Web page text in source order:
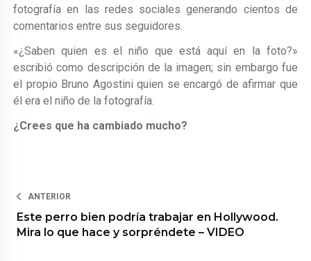
fotografía en las redes sociales generando cientos de
comentarios entre sus seguidores.
«¿Saben quien es el niño que está aquí en la foto?»
escribió como descripción de la imagen; sin embargo fue
el propio Bruno Agostini quien se encargó de afirmar que
él era el niño de la fotografía.
¿Crees que ha cambiado mucho?
ANTERIOR
Este perro bien podría trabajar en Hollywood.
Mira lo que hace y sorpréndete – VIDEO